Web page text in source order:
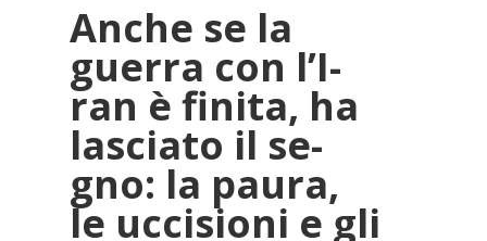
An­che se la
guer­ra con l’I­
ran è fi­ni­ta, ha
la­scia­to il se­
gno: la pau­ra,
le uc­ci­sio­ni e gli